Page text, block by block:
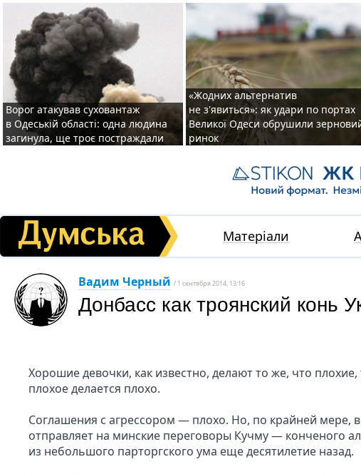
Ворог атакував суховантаж
в Одеській області: одна людина
загинула, ще троє постраждали
«Жодних альтернатив
не з'явиться»: як удари по портах
Великої Одеси обрушили
ринок
Матеріали
Вадим Черный / 1 сентября 2014, 13:16
Донбасс как троянский конь
Хорошие девочки, как известно, делают то же, что
плохое делается плохо.
Соглашения с агрессором — плохо. Но, по крайней мере,
отправляет на минские переговоры Кучму — конченого
из небольшого парторгского ума еще десятилетие назад.